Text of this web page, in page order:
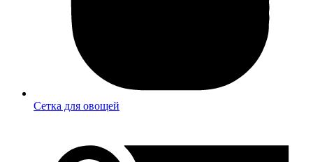
Сетка для овощей